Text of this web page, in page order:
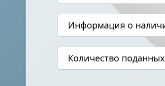
Информация о
Количество